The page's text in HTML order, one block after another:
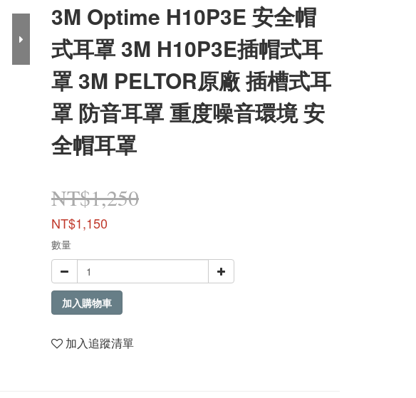
3M Optime H10P3E 安全帽
式耳罩 3M H10P3E插帽式耳
罩 3M PELTOR原廠 插槽式耳
罩 防音耳罩 重度噪音環境 安
全帽耳罩
NT$1,250
NT$1,150
數量
加入購物車
加入追蹤清單